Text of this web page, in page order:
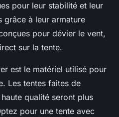
pour leur stabilité et leur
grâce à leur armature
pour dévier le vent,
sur la tente.
est le matériel utilisé pour
Les tentes faites de
qualité seront plus
pour une tente avec